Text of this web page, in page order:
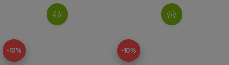
-10% -10%